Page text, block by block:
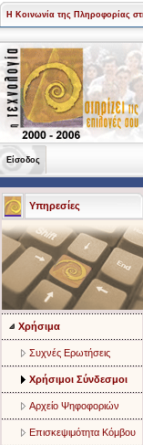
Η Κοινωνία της Πληροφορίας
Είσοδος
Υπηρεσίες
Χρήσιμα
Συχνές Ερωτήσεις
Χρήσιμοι Σύνδεσμοι
Αρχείο Ψηφοφοριών
Επισκεψιμότητα Κόμβου